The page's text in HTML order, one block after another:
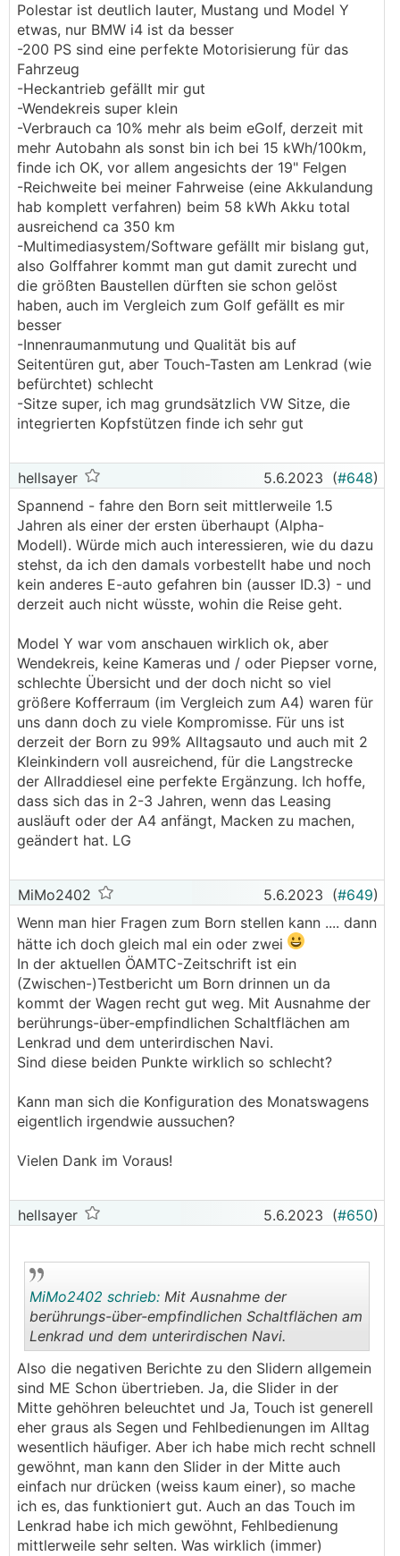
Polestar ist deutlich lauter, Mustang und Model Y
etwas, nur BMW i4 ist da besser
-200 PS sind eine perfekte Motorisierung für das
Fahrzeug
-Heckantrieb gefällt mir gut
-Wendekreis super klein
-Verbrauch ca 10% mehr als beim eGolf, derzeit mit
mehr Autobahn als sonst bin ich bei 15 kWh/100km,
finde ich OK, vor allem angesichts der 19" Felgen
-Reichweite bei meiner Fahrweise (eine Akkulandung
hab komplett verfahren) beim 58 kWh Akku total
ausreichend ca 350 km
-Multimediasystem/Software gefällt mir bislang gut,
also Golffahrer kommt man gut damit zurecht und
die größten Baustellen dürften sie schon gelöst
haben, auch im Vergleich zum Golf gefällt es mir
besser
-Innenraumanmutung und Qualität bis auf
Seitentüren gut, aber Touch-Tasten am Lenkrad (wie
befürchtet) schlecht
-Sitze super, ich mag grundsätzlich VW Sitze, die
integrierten Kopfstützen finde ich sehr gut
hellsayer 5.6.2023 (#648)
Spannend - fahre den Born seit mittlerweile 1.5
Jahren als einer der ersten überhaupt (Alpha-
Modell). Würde mich auch interessieren, wie du dazu
stehst, da ich den damals vorbestellt habe und noch
kein anderes E-auto gefahren bin (ausser ID.3) - und
derzeit auch nicht wüsste, wohin die Reise geht.
Model Y war vom anschauen wirklich ok, aber
Wendekreis, keine Kameras und / oder Piepser vorne,
schlechte Übersicht und der doch nicht so viel
größere Kofferraum (im Vergleich zum A4) waren für
uns dann doch zu viele Kompromisse. Für uns ist
derzeit der Born zu 99% Alltagsauto und auch mit 2
Kleinkindern voll ausreichend, für die Langstrecke
der Allraddiesel eine perfekte Ergänzung. Ich hoffe,
dass sich das in 2-3 Jahren, wenn das Leasing
ausläuft oder der A4 anfängt, Macken zu machen,
geändert hat. LG
MiMo2402 5.6.2023 (#649)
Wenn man hier Fragen zum Born stellen kann .... dann
hätte ich doch gleich mal ein oder zwei
In der aktuellen ÖAMTC-Zeitschrift ist ein
(Zwischen-)Testbericht um Born drinnen un da
kommt der Wagen recht gut weg. Mit Ausnahme der
berührungs-über-empfindlichen Schaltflächen am
Lenkrad und dem unterirdischen Navi.
Sind diese beiden Punkte wirklich so schlecht?
Kann man sich die Konfiguration des Monatswagens
eigentlich irgendwie aussuchen?
Vielen Dank im Voraus!
hellsayer 5.6.2023 (#650)
..
MiMo2402 schrieb: Mit Ausnahme der
berührungs-über-empfindlichen Schaltflächen am
Lenkrad und dem unterirdischen Navi.
Also die negativen Berichte zu den Slidern allgemein
sind ME Schon übertrieben. Ja, die Slider in der
Mitte gehöhren beleuchtet und Ja, Touch ist generell
eher graus als Segen und Fehlbedienungen im Alltag
wesentlich häufiger. Aber ich habe mich recht schnell
gewöhnt, man kann den Slider in der Mitte auch
einfach nur drücken (weiss kaum einer), so mache
ich es, das funktioniert gut. Auch an das Touch im
Lenkrad habe ich mich gewöhnt, Fehlbedienung
mittlerweile sehr selten. Was wirklich (immer)